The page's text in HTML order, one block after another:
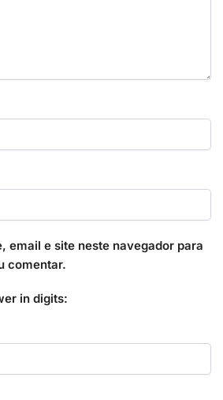
email e site neste navegador para
comentar.
in digits: